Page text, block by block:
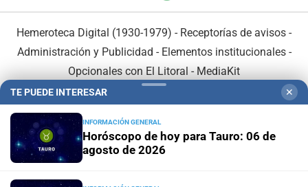
Hemeroteca Digital (1930-1979) - Receptorías de avisos -
Administración y Publicidad - Elementos institucionales-
Opcionales con El Litoral - MediaKit
TE PUEDE INTERESAR ✕
INFORMACIÓN GENERAL
Horóscopo de hoy para Tauro: 06 de
agosto de 2026